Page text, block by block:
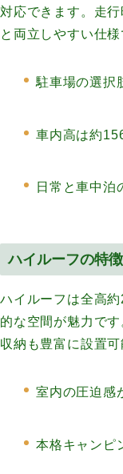
対応できます。走
と両立しやすい仕様
駐車場の選択
車内高は約
日常と車中泊
ハイルーフの特徴
ハイルーフは全高
的な空間が魅力で
収納も豊富に設置可
室内の圧迫感
本格キャンピ